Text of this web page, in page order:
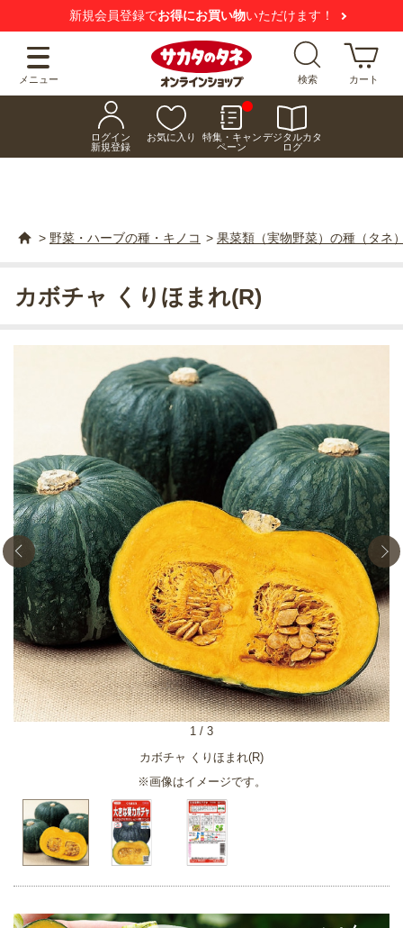
新規会員登録でお得にお買い物いただけます！
メニュー 検索 カート
ログイン
新規登録
お気に入り
特集・キャン
ペーン
デジタルカタ
ログ
> 野菜・ハーブの種・キノコ > 果菜類（実物野菜）の種（タネ
カボチャ くりほまれ(R)
※画像はイメージです。
1 / 3
カボチャ くりほまれ(R)